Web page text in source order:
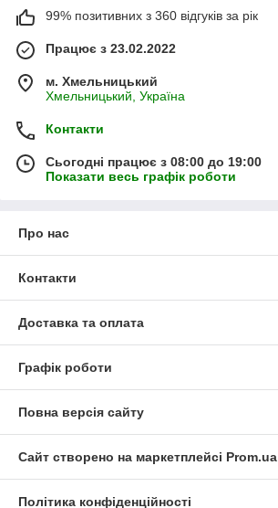
99% позитивних з 360 відгуків за рік
Працює з 23.02.2022
м. Хмельницький
Хмельницький, Україна
Контакти
Сьогодні працює з 08:00 до 19:00
Показати весь графік роботи
Про нас
Контакти
Доставка та оплата
Графік роботи
Повна версія сайту
Сайт створено на маркетплейсі Prom.ua
Політика конфіденційності